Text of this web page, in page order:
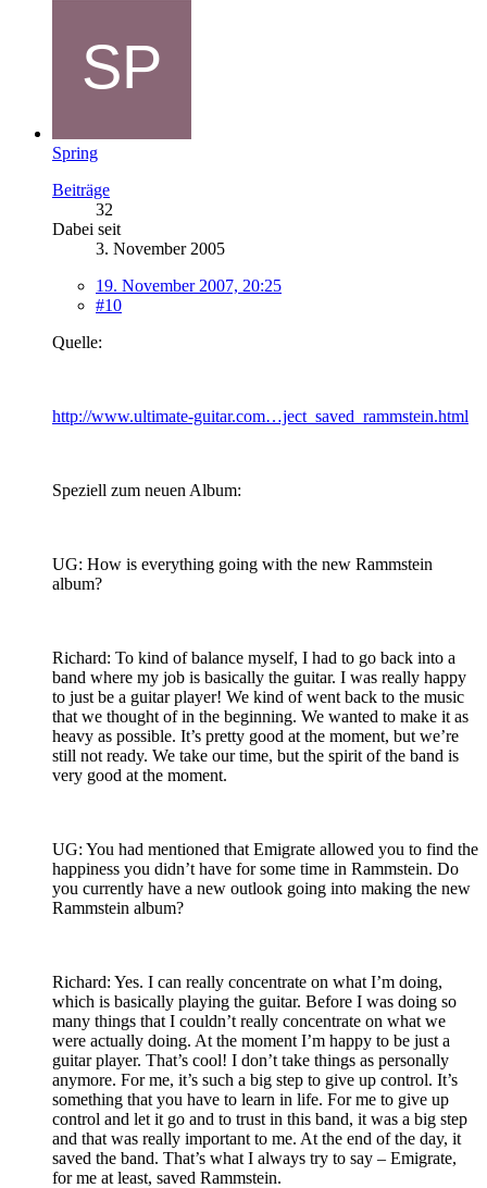
Spring
Beiträge
32
Dabei seit
3. November 2005
19. November 2007, 20:25
#10
Quelle:
http://www.ultimate-guitar.com…ject_saved_rammstein.html
Speziell zum neuen Album:
UG: How is everything going with the new Rammstein
album?
Richard: To kind of balance myself, I had to go back into a
band where my job is basically the guitar. I was really happy
to just be a guitar player! We kind of went back to the music
that we thought of in the beginning. We wanted to make it as
heavy as possible. It’s pretty good at the moment, but we’re
still not ready. We take our time, but the spirit of the band is
very good at the moment.
UG: You had mentioned that Emigrate allowed you to find the
happiness you didn’t have for some time in Rammstein. Do
you currently have a new outlook going into making the new
Rammstein album?
Richard: Yes. I can really concentrate on what I’m doing,
which is basically playing the guitar. Before I was doing so
many things that I couldn’t really concentrate on what we
were actually doing. At the moment I’m happy to be just a
guitar player. That’s cool! I don’t take things as personally
anymore. For me, it’s such a big step to give up control. It’s
something that you have to learn in life. For me to give up
control and let it go and to trust in this band, it was a big step
and that was really important to me. At the end of the day, it
saved the band. That’s what I always try to say – Emigrate,
for me at least, saved Rammstein.